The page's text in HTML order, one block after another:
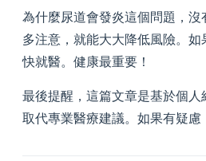
為什麼尿道會發炎這個問題，
多注意，就能大大降低風險。如
快就醫。健康最重要！
最後提醒，這篇文章是基於個
取代專業醫療建議。如果有疑慮